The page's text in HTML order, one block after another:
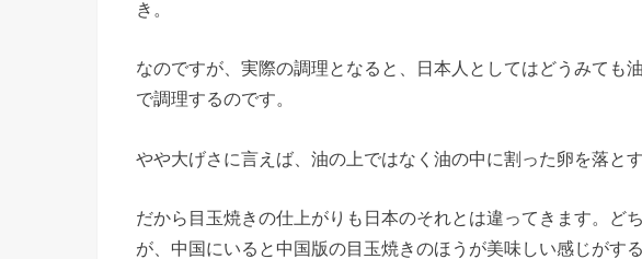
き。
なのですが、実際の調理となると、日本人としてはどうみても
で調理するのです。
やや大げさに言えば、油の上ではなく油の中に割った卵を落と
だから目玉焼きの仕上がりも日本のそれとは違ってきます。ど
が、中国にいると中国版の目玉焼きのほうが美味しい感じがす